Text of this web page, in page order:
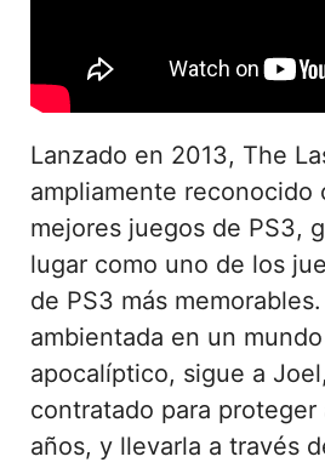
Lanzado en 2013, The
ampliamente reconocido
mejores juegos de PS3,
lugar como uno de los
de PS3 más
ambientada en un
apocalíptico, sigue a
contratado para proteger
años, y llevarla a través